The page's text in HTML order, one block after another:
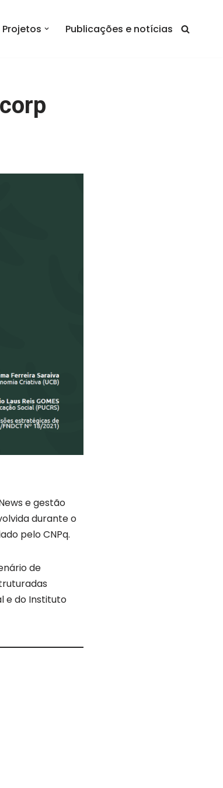
Projetos Publicações e notícias
e gestão
durante o
pelo CNPq.
de
e do Instituto